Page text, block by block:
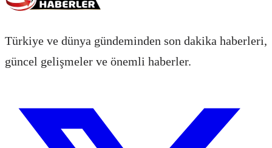
Türkiye ve dünya gündeminden son dakika haberleri,
güncel gelişmeler ve önemli haberler.